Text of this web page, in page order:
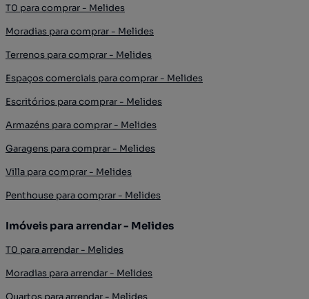
T0 para comprar - Melides
Moradias para comprar - Melides
Terrenos para comprar - Melides
Espaços comerciais para comprar - Melides
Escritórios para comprar - Melides
Armazéns para comprar - Melides
Garagens para comprar - Melides
Villa para comprar - Melides
Penthouse para comprar - Melides
Imóveis para arrendar - Melides
T0 para arrendar - Melides
Moradias para arrendar - Melides
Quartos para arrendar - Melides